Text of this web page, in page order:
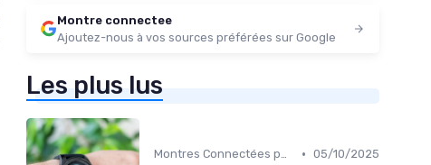
Montre connectee
Ajoutez-nous à vos sources préférées sur Google
Les plus lus
Montres Connectées pour Enfants • 05/10/2025